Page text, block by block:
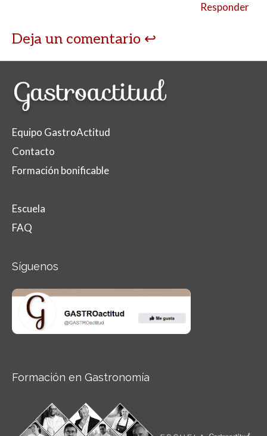
Responder
Deja un comentario
Equipo GastroActitud
Contacto
Formación bonificable
Escuela
FAQ
Síguenos
Formación en Gastronomía